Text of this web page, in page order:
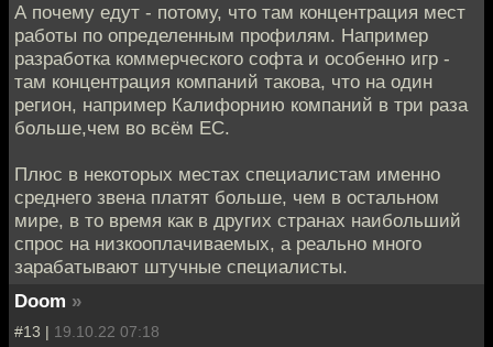
А почему едут - потому, что там концентрация мест
работы по определенным профилям. Например
разработка коммерческого софта и особенно игр -
там концентрация компаний такова, что на один
регион, например Калифорнию компаний в три раза
больше,чем во всём ЕС.
Плюс в некоторых местах специалистам именно
среднего звена платят больше, чем в остальном
мире, в то время как в других странах наибольший
спрос на низкооплачиваемых, а реально много
зарабатывают штучные специалисты.
Doom »
#13 | 19.10.22 07:18